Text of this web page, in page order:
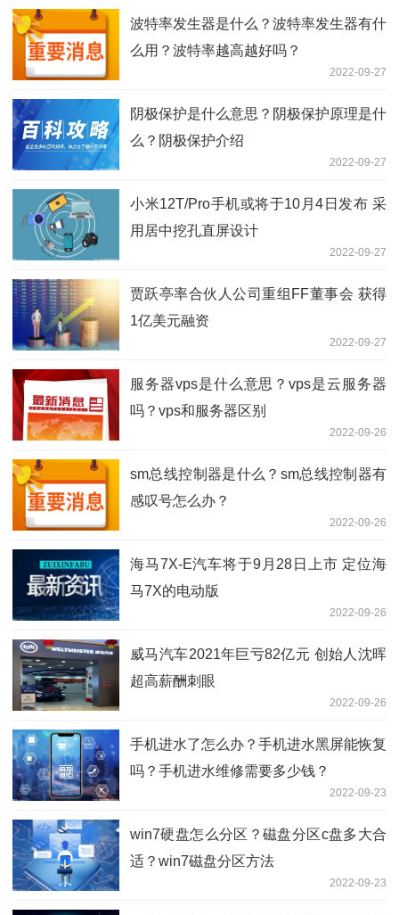
波特率发生器是什么？波特率发生器有什
么用？波特率越高越好吗？
2022-09-27
阴极保护是什么意思？阴极保护原理是什
么？阴极保护介绍
2022-09-27
小米12T/Pro手机或将于10月4日发布 采
用居中挖孔直屏设计
2022-09-27
贾跃亭率合伙人公司重组FF董事会 获得
1亿美元融资
2022-09-27
服务器vps是什么意思？vps是云服务器
吗？vps和服务器区别
2022-09-26
sm总线控制器是什么？sm总线控制器有
感叹号怎么办？
2022-09-26
海马7X-E汽车将于9月28日上市 定位海
马7X的电动版
2022-09-26
威马汽车2021年巨亏82亿元 创始人沈晖
超高薪酬刺眼
2022-09-26
手机进水了怎么办？手机进水黑屏能恢复
吗？手机进水维修需要多少钱？
2022-09-23
win7硬盘怎么分区？磁盘分区c盘多大合
适？win7磁盘分区方法
2022-09-23